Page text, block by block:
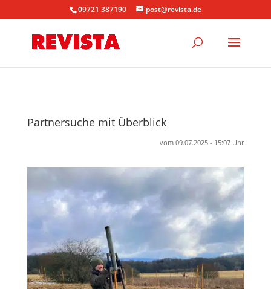
09721 387190 post@revista.de
Partnersuche mit Überblick
vom 09.07.2025 - 15:07 Uhr